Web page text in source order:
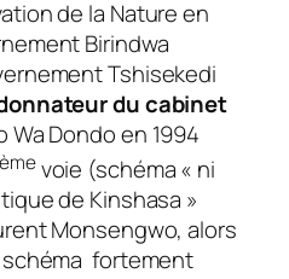
de la Nature en
Birindwa
Tshisekedi
du cabinet
Wa Dondo en 1994
èmevoie (schéma « ni
de Kinshasa »
Monsengwo, alors
fortement